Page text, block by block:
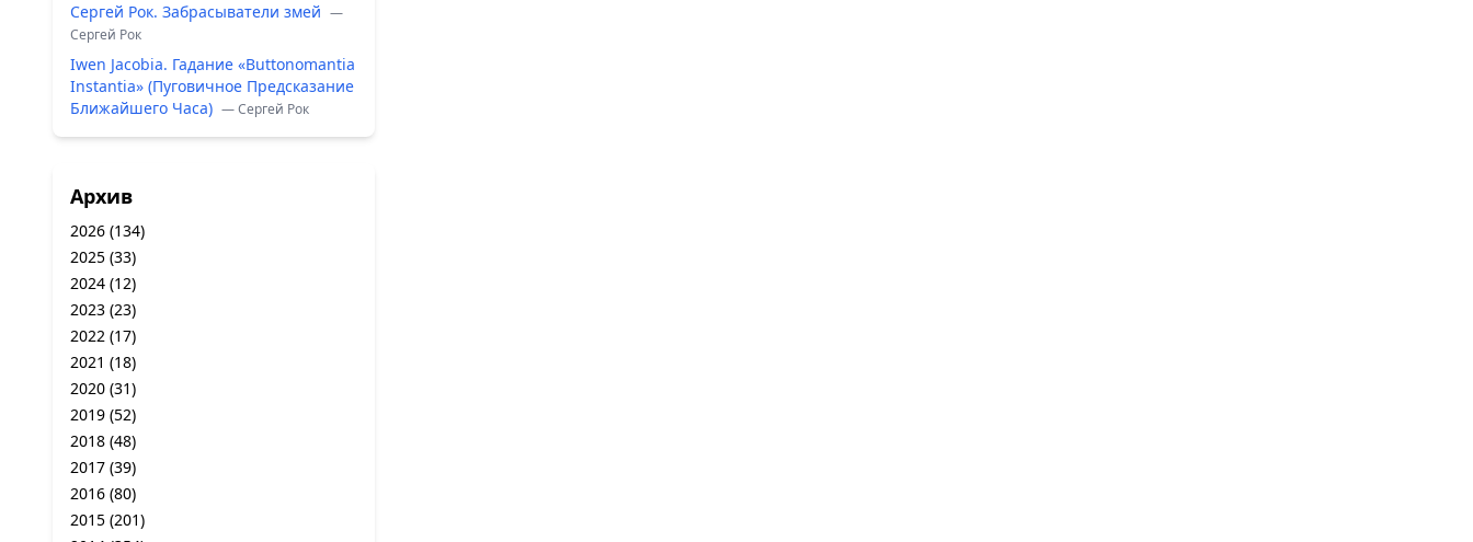
Сергей Рок. Забрасыватели змей —
Сергей Рок
Iwen Jacobia. Гадание «Buttonomantia
Instantia» (Пуговичное Предсказание
Ближайшего Часа) — Сергей Рок
Архив
2026 (134)
2025 (33)
2024 (12)
2023 (23)
2022 (17)
2021 (18)
2020 (31)
2019 (52)
2018 (48)
2017 (39)
2016 (80)
2015 (201)